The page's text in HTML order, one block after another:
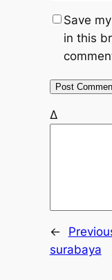
Save
in this
Δ
←
surabaya